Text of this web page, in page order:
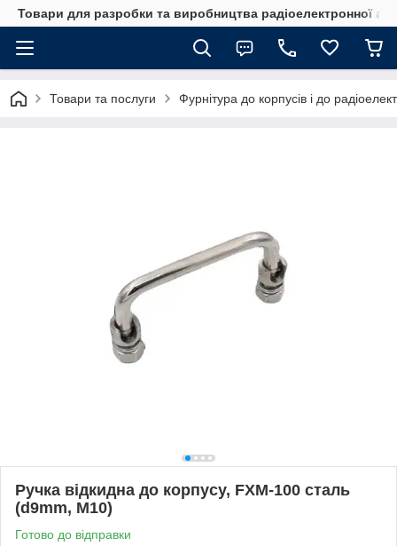
Товари для разробки та виробництва радіоелектронної
Товари та послуги Фурнітура до корпусів і до
Ручка відкидна до корпусу, FXM-100 сталь
(d9mm, M10)
Готово до відправки